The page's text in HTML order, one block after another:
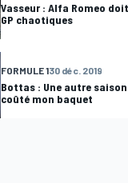
Vasseur : Alfa Romeo
GP chaotiques
FORMULE 130 déc. 2019
Bottas : Une autre
coûté mon baquet